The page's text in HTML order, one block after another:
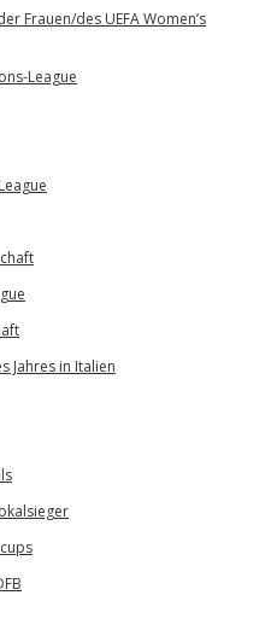
Frauen/des UEFA Women’s
League
Jahres in Italien